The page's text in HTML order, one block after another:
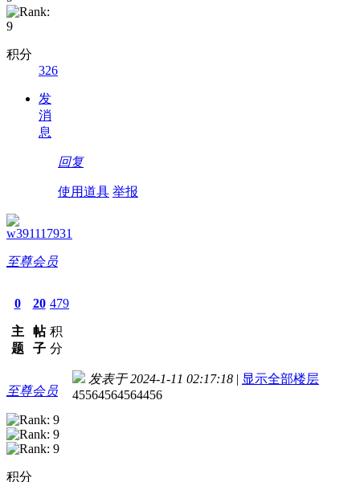
积分
326
发
消
息
回复
使用道具 举报
w391117931
至尊会员
0
主
题
20
帖
子
479
积
分
至尊会员
积分
发表于 2024-1-11 02:17:18 | 显示全部楼层
45564564564456